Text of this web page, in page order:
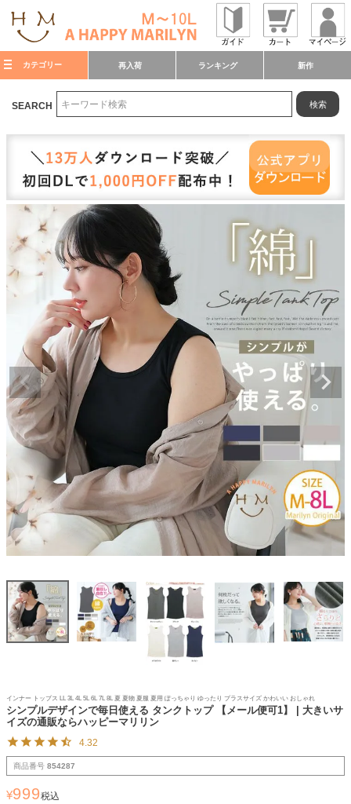
カテゴリー 再入荷 ランキング 新作
SEARCH 検索
インナー トップス LL 3L 4L 5L 6L 7L 8L 夏 夏物 夏服 夏用 ぽっちゃり ゆったり プラスサイズ かわいい おしゃれ
シンプルデザインで毎日使える タンクトップ 【メール便可1】 | 大きいサ
イズの通販ならハッピーマリリン
4.32
商品番号 854287
¥999税込